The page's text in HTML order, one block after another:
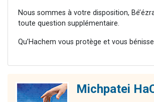
Nous sommes à votre disposition,
toute question supplémentaire.
Qu’Hachem vous protège et vous
Michpatei